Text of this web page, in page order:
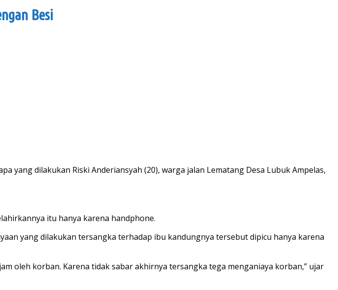
Besi
yang dilakukan Riski Anderiansyah (20), warga jalan Lematang Desa Lubuk Ampelas,
itu hanya karena handphone.
yang dilakukan tersangka terhadap ibu kandungnya tersebut dipicu hanya karena
oleh korban. Karena tidak sabar akhirnya tersangka tega menganiaya korban,” ujar